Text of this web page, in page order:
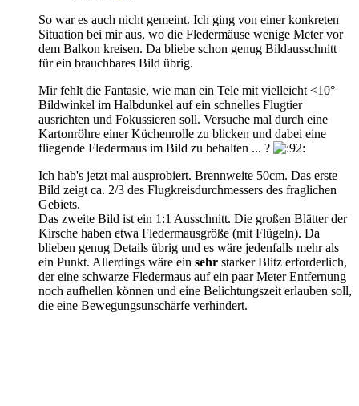
So war es auch nicht gemeint. Ich ging von einer konkreten
Situation bei mir aus, wo die Fledermäuse wenige Meter vor
dem Balkon kreisen. Da bliebe schon genug Bildausschnitt
für ein brauchbares Bild übrig.
Mir fehlt die Fantasie, wie man ein Tele mit vielleicht <10°
Bildwinkel im Halbdunkel auf ein schnelles Flugtier
ausrichten und Fokussieren soll. Versuche mal durch eine
Kartonröhre einer Küchenrolle zu blicken und dabei eine
fliegende Fledermaus im Bild zu behalten ... ?
Ich hab's jetzt mal ausprobiert. Brennweite 50cm. Das erste
Bild zeigt ca. 2/3 des Flugkreisdurchmessers des fraglichen
Gebiets.
Das zweite Bild ist ein 1:1 Ausschnitt. Die großen Blätter der
Kirsche haben etwa Fledermausgröße (mit Flügeln). Da
blieben genug Details übrig und es wäre jedenfalls mehr als
ein Punkt. Allerdings wäre ein sehr starker Blitz erforderlich,
der eine schwarze Fledermaus auf ein paar Meter Entfernung
noch aufhellen können und eine Belichtungszeit erlauben soll,
die eine Bewegungsunschärfe verhindert.